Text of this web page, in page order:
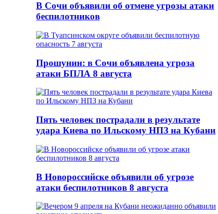
В Сочи объявили об отмене угрозы атаки
беспилотников
Прошунин: в Сочи объявлена угроза
атаки БПЛА 8 августа
Пять человек пострадали в результате
удара Киева по Ильскому НПЗ на Кубани
В Новороссийске объявили об угрозе
атаки беспилотников 8 августа